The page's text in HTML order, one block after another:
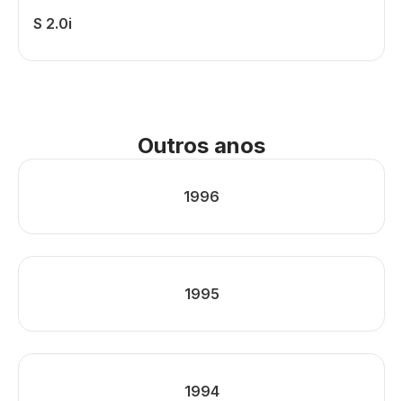
S 2.0i
Outros anos
1996
1995
1994